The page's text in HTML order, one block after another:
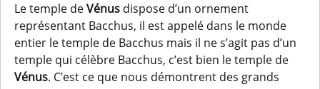
Le temple deVénus dispose d’un ornement
représentant Bacchus, il est appelé dans le monde
entier le temple de Bacchus mais il ne s’agit pas d’un
temple qui célèbre Bacchus, c’est bien le temple de
Vénus. C’est ce que nous démontrent des grands